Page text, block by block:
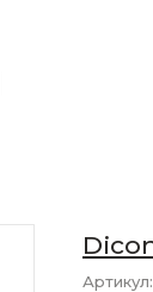
Артикул: